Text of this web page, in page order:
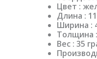
Цвет :
Длина :
Ширина :
Толщина
Вес : 35